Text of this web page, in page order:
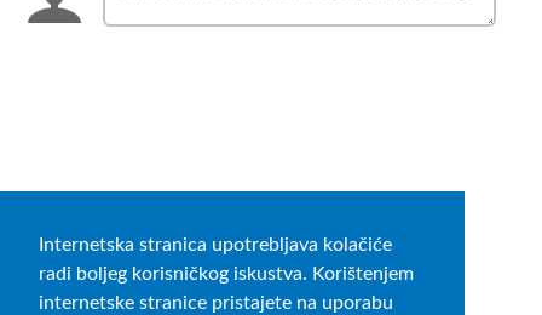
Internetska stranica upotrebljava kolačiće
radi boljeg korisničkog iskustva. Korištenjem
internetske stranice pristajete na uporabu